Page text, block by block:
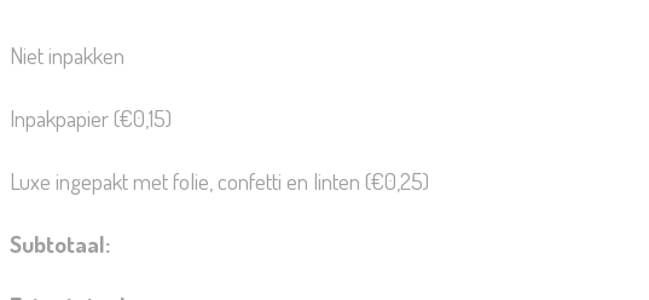
Niet inpakken
Inpakpapier (€0,15)
Luxe ingepakt met folie, confetti en linten (€0,25)
Subtotaal: